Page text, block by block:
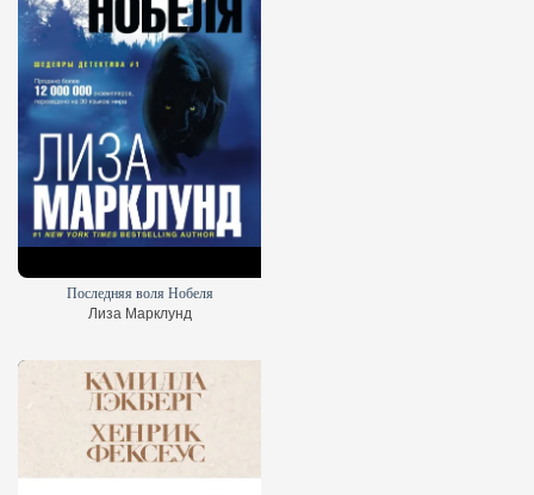
Последняя воля Нобеля
Лиза Марклунд